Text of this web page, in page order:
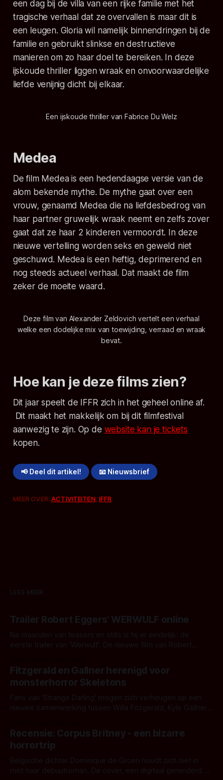
een dag bij de villa van een rijke familie met het
tragische verhaal dat ze overvallen is maar dit is
een leugen. Gloria wil namelijk binnendringen bij de
familie en gebruikt slinkse en destructieve
manieren om zo haar doel te bereiken. In deze
ijskoude thriller liggen wraak en onvoorwaardelijke
liefde venijnig dicht bij elkaar.
Een ijskoude thriller van Fabrice Du Welz
Medea
De film Medea is een hedendaagse versie van de
alom bekende mythe. De mythe gaat over een
vrouw, genaamd Medea die na liefdesbedrog van
haar partner gruwelijk wraak neemt en zelfs zover
gaat dat ze haar 2 kinderen vermoordt. In deze
nieuwe vertelling worden seks en geweld niet
geschuwd. Medea is een heftig, deprimerend en
nog steeds actueel verhaal. Dat maakt de film
zeker de moeite waard.
Deze film van Alexander Zeldovich vertelt een verhaal
welke een dodelijke mix van toewijding, verraad en wraak
bevat.
Hoe kan je deze films zien?
Dit jaar speelt de IFFR zich in het geheel online af.
Dit maakt het makkelijk om bij dit filmfestival
aanwezig te zijn. Op de website kan je tickets
kopen.
📢 Deel dit artikel! 📧 Nieuwsbrief
MEER OVER:ACTIVITEITEN, IFFR
LEES MEER
Trailer Robert Eggers' WERWULF online
Na maanden van teasers en stills is hij er eindelijk: de
eerste trailer van 'Werwulf'. De nieuwe film van Robert
kille stijl vol folklore en mythe. Het topic deze keer is (kon
het het al raden?)... de weerwolf. Kijk je mee?
Fitzgerald en Gallner herenigd voor
monsterhorror Skeletons
Fans van 'Strange Darling' mogen zich verheugen op een
nieuwe samenwerking tussen Willa Fitzgerald, Kyle Gallner
'Skeletons', een nieuwe creature feature waarvoor de
opnames zijn gestart in Australië.
Recensie: Corpus Britney - een bizarre
horrortrip
Belgische dichter Dominique de Groen houdt zich niet in
met haar debuutroman. De cover, een digitaal gerenderd en